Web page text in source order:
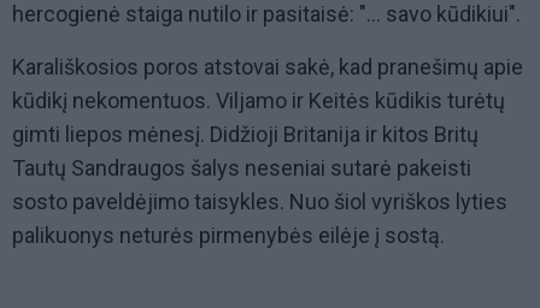
hercogienė staiga nutilo ir pasitaisė: "... savo kūdikiui".
Karališkosios poros atstovai sakė, kad pranešimų apie
kūdikį nekomentuos. Viljamo ir Keitės kūdikis turėtų
gimti liepos mėnesį. Didžioji Britanija ir kitos Britų
Tautų Sandraugos šalys neseniai sutarė pakeisti
sosto paveldėjimo taisykles. Nuo šiol vyriškos lyties
palikuonys neturės pirmenybės eilėje į sostą.